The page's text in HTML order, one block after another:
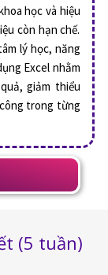
học và hiệu
còn hạn chế.
lý học, năng
Excel nhằm
giảm thiểu
trong từng
(5 tuần)